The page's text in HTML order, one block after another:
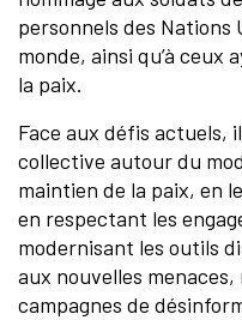
personnels des Nations
monde, ainsi qu’à ceux
la paix.
Face aux défis actuels,
collective autour du
maintien de la paix, en
en respectant les
modernisant les outils
aux nouvelles
campagnes de